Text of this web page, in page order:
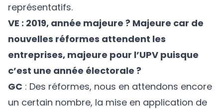
représentatifs.
VE : 2019, année majeure ? Majeure car de
nouvelles réformes attendent les
entreprises, majeure pour l’UPV puisque
c’est une année électorale ?
GC : Des réformes, nous en attendons encore
un certain nombre, la mise en application de